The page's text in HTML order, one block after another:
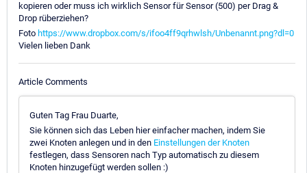
kopieren oder muss ich wirklich Sensor für Sensor (500) per Drag &
Drop rüberziehen?
Foto https://www.dropbox.com/s/ifoo4ff9qrhwlsh/Unbenannt.png?dl=0
Vielen lieben Dank
Article Comments
Guten Tag Frau Duarte,
Sie können sich das Leben hier einfacher machen, indem Sie
zwei Knoten anlegen und in den Einstellungen der Knoten
festlegen, dass Sensoren nach Typ automatisch zu diesem
Knoten hinzugefügt werden sollen :)